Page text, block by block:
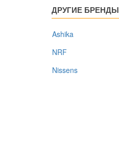
ДРУГИЕ БРЕНДЫ
Ashika
NRF
Nissens